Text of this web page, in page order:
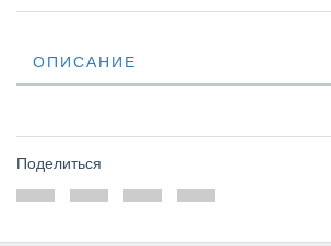
ОПИСАНИЕ
Поделиться